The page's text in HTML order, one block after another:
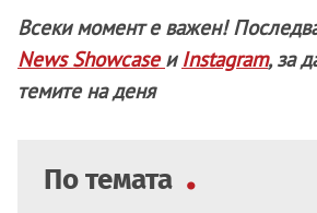
Всеки момент е важен!
News Showcaseи Instagram, за
темите на деня
По темата